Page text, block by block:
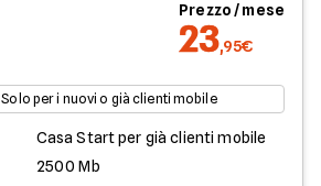
Prezzo / mese
23,95€
Solo per i nuovi o già clienti mobile
Casa Start per già clienti mobile
2500 Mb